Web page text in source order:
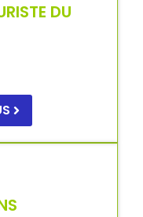
DU